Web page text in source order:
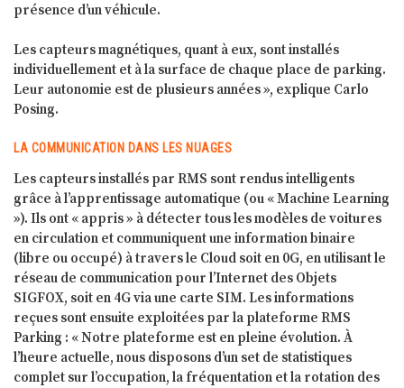
présence d’un véhicule.
Les capteurs magnétiques, quant à eux, sont installés
individuellement et à la surface de chaque place de parking.
Leur autonomie est de plusieurs années », explique Carlo
Posing.
LA COMMUNICATION DANS LES NUAGES
Les capteurs installés par RMS sont rendus intelligents
grâce à l’apprentissage automatique (ou « Machine Learning
»). Ils ont « appris » à détecter tous les modèles de voitures
en circulation et communiquent une information binaire
(libre ou occupé) à travers le Cloud soit en 0G, en utilisant le
réseau de communication pour l’Internet des Objets
SIGFOX, soit en 4G via une carte SIM. Les informations
reçues sont ensuite exploitées par la plateforme RMS
Parking : « Notre plateforme est en pleine évolution. À
l’heure actuelle, nous disposons d’un set de statistiques
complet sur l’occupation, la fréquentation et la rotation des